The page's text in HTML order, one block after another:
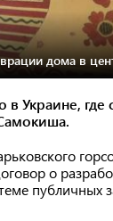
дома в
Украине, где
о
публичных